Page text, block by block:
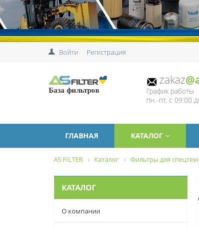
Войти Регистрация
База фильтров
zakaz
График работы
пн.-пт. с 09:00
ГЛАВНАЯ КАТАЛОГ
AS FILTER Каталог Фильтры для
КАТАЛОГ
О компании